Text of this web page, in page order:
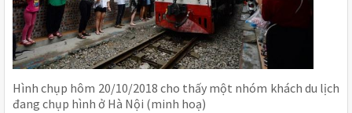
Hình chụp hôm 20/10/2018 cho thấy một nhóm khách du lịch
đang chụp hình ở Hà Nội (minh hoạ)